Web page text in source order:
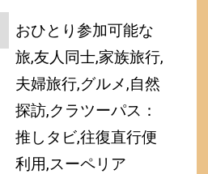
おひとり参加可能な
旅,友人同士,家族旅行,
夫婦旅行,グルメ,自然
探訪,クラツーパス：
推しタビ,往復直行便
利用,スーペリア